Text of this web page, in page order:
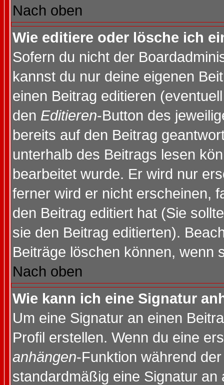
Nach oben
Wie editiere oder lösche ich
Sofern du nicht der
kannst du nur deine eigenen
einen Beitrag editieren
den Editieren-Button des
bereits auf den Beitrag
unterhalb des Beitrags lesen
bearbeitet wurde. Er wird nur
ferner wird er nicht erscheinen,
den Beitrag editiert hat (Sie
sie den Beitrag editierten).
Beiträge löschen können, wenn
Nach oben
Wie kann ich eine Signatur
Um eine Signatur an einen
Profil erstellen. Wenn du eine
anhängen-Funktion während
standardmäßig eine Signatur